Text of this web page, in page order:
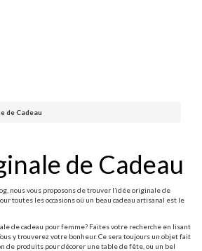
de Cadeau
de Cadeau
nous vous proposons de trouver l’idée originale de
toutes les occasions où un beau cadeau artisanal est le
de cadeau pour femme? Faites votre recherche en lisant
y trouverez votre bonheur. Ce sera toujours un objet fait
de produits pour décorer une table de fête, ou un bel